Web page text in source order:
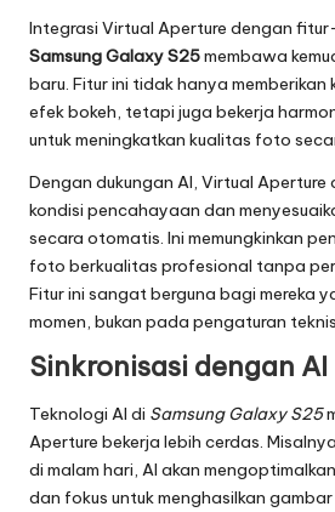
Integrasi Virtual Aperture dengan
Samsung Galaxy S25membawa
baru. Fitur ini tidak hanya
efek bokeh, tetapi juga bekerja
untuk meningkatkan kualitas foto
Dengan dukungan AI, Virtual
kondisi pencahayaan dan
secara otomatis. Ini memungkinkan
foto berkualitas profesional tanpa
Fitur ini sangat berguna bagi mereka
momen, bukan pada pengaturan
Sinkronisasi dengan AI
Teknologi AI di Samsung Galaxy S25
Aperture bekerja lebih cerdas.
di malam hari, AI akan
dan fokus untuk menghasilkan